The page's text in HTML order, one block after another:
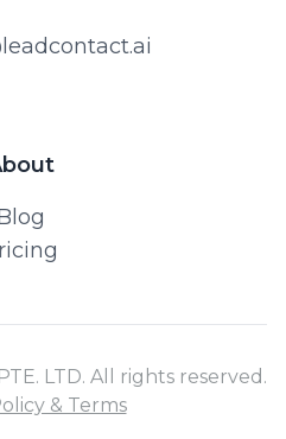
LTD. All rights reserved.
& Terms